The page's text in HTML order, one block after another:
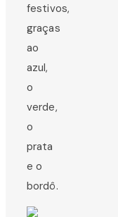
festivos,
graças
ao
azul,
o
verde,
o
prata
e o
bordô.